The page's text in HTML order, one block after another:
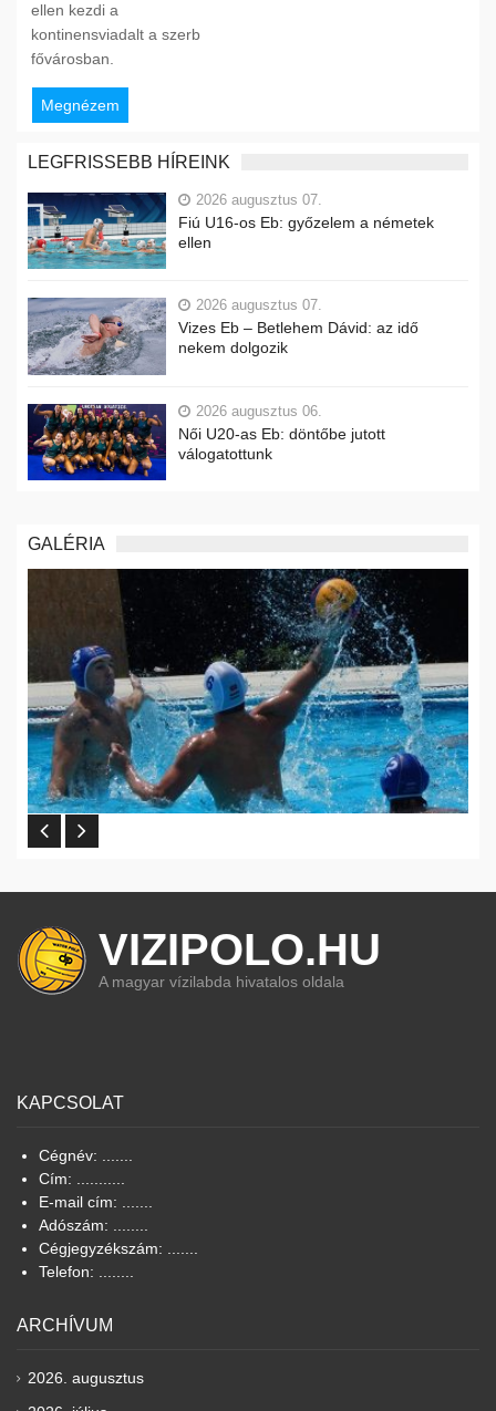
ellen kezdi a
kontinensviadalt a szerb
fővárosban.
Megnézem
LEGFRISSEBB HÍREINK
2026 augusztus 07.
Fiú U16-os Eb: győzelem a németek
ellen
2026 augusztus 07.
Vizes Eb – Betlehem Dávid: az idő
nekem dolgozik
2026 augusztus 06.
Női U20-as Eb: döntőbe jutott
válogatottunk
GALÉRIA
VIZIPOLO.HU
A magyar vízilabda hivatalos oldala
KAPCSOLAT
Cégnév: .......
Cím: ...........
E-mail cím: .......
Adószám: ........
Cégjegyzékszám: .......
Telefon: ........
ARCHÍVUM
2026. augusztus